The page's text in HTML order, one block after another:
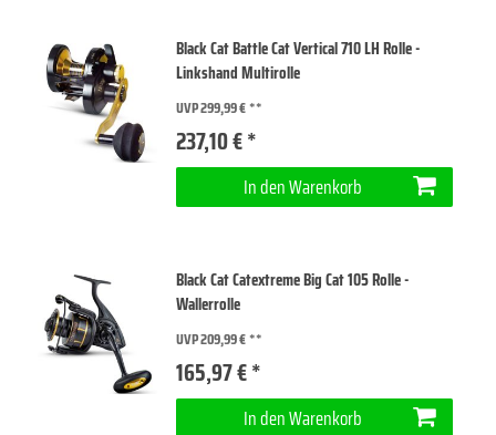
Black Cat Battle Cat Vertical 710 LH Rolle -
Linkshand Multirolle
UVP 299,99 €
237,10 € *
In den Warenkorb
Black Cat Catextreme Big Cat 105 Rolle -
Wallerrolle
UVP 209,99 €
165,97 € *
In den Warenkorb